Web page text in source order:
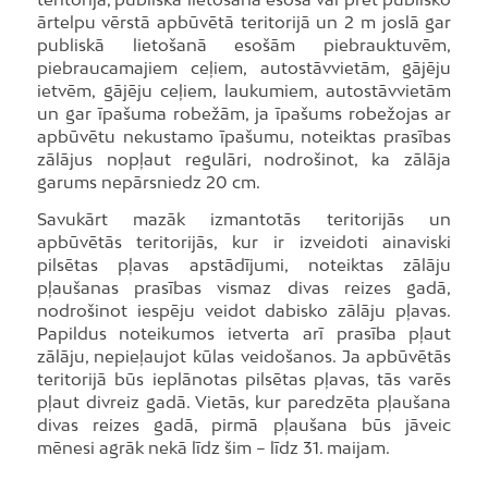
ārtelpu vērstā apbūvētā teritorijā un 2 m joslā gar
publiskā lietošanā esošām piebrauktuvēm,
piebraucamajiem ceļiem, autostāvvietām, gājēju
ietvēm, gājēju ceļiem, laukumiem, autostāvvietām
un gar īpašuma robežām, ja īpašums robežojas ar
apbūvētu nekustamo īpašumu, noteiktas prasības
zālājus nopļaut regulāri, nodrošinot, ka zālāja
garums nepārsniedz 20 cm.
Savukārt mazāk izmantotās teritorijās un
apbūvētās teritorijās, kur ir izveidoti ainaviski
pilsētas pļavas apstādījumi, noteiktas zālāju
pļaušanas prasības vismaz divas reizes gadā,
nodrošinot iespēju veidot dabisko zālāju pļavas.
Papildus noteikumos ietverta arī prasība pļaut
zālāju, nepieļaujot kūlas veidošanos. Ja apbūvētās
teritorijā būs ieplānotas pilsētas pļavas, tās varēs
pļaut divreiz gadā. Vietās, kur paredzēta pļaušana
divas reizes gadā, pirmā pļaušana būs jāveic
mēnesi agrāk nekā līdz šim – līdz 31. maijam.